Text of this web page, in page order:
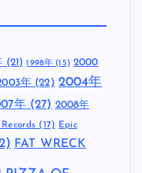
(21) 1998年 (15) 2000
年 (22) 2004年
年(27) 2008年
(17) Epic
FAT WRECK